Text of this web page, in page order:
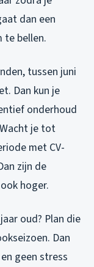
dan een
bellen.
tussen juni
Dan kun je
onderhoud
je tot
met CV-
zijn de
hoger.
oud? Plan die
Dan
geen stress